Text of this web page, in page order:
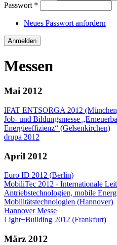
Passwort *
Neues Passwort anfordern
Messen
Mai 2012
IFAT ENTSORGA 2012
Job- und Bildungsmesse
Energieeffizienz“ (Gelsenkirchen)
drupa 2012
April 2012
Euro ID 2012 (Berlin)
MobiliTec 2012 - Internationale
Antriebstechnologien, mobile
Mobilitätstechnologien (Hannover)
Hannover Messe
Light+Building 2012 (Frankfurt)
März 2012